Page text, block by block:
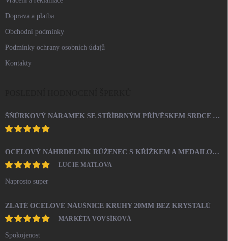
Doprava a platba
Obchodní podmínky
Podmínky ochrany osobních údajů
Kontakty
ŠŇŮRKOVÝ NÁRAMEK SE STŘÍBRNÝM PŘÍVĚSKEM SRDCE A KRYSTALY SWAROVSKI CRYSTAL (STŘÍBRO 925/1000)
OCELOVÝ NÁHRDELNÍK RŮŽENEC S KŘÍŽKEM A MEDAILONEM
LUCIE MATLOVA
Naprosto super
ZLATÉ OCELOVÉ NÁUŠNICE KRUHY 20MM BEZ KRYSTALŮ
MARKÉTA VOVSÍKOVÁ
Spokojenost